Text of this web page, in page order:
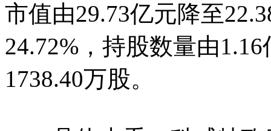
市值由29.73亿元降至
24.72%，持股数量由
1738.40万股。